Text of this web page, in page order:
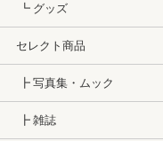
┗ グッズ
セレクト商品
┣ 写真集・ムック
┣ 雑誌